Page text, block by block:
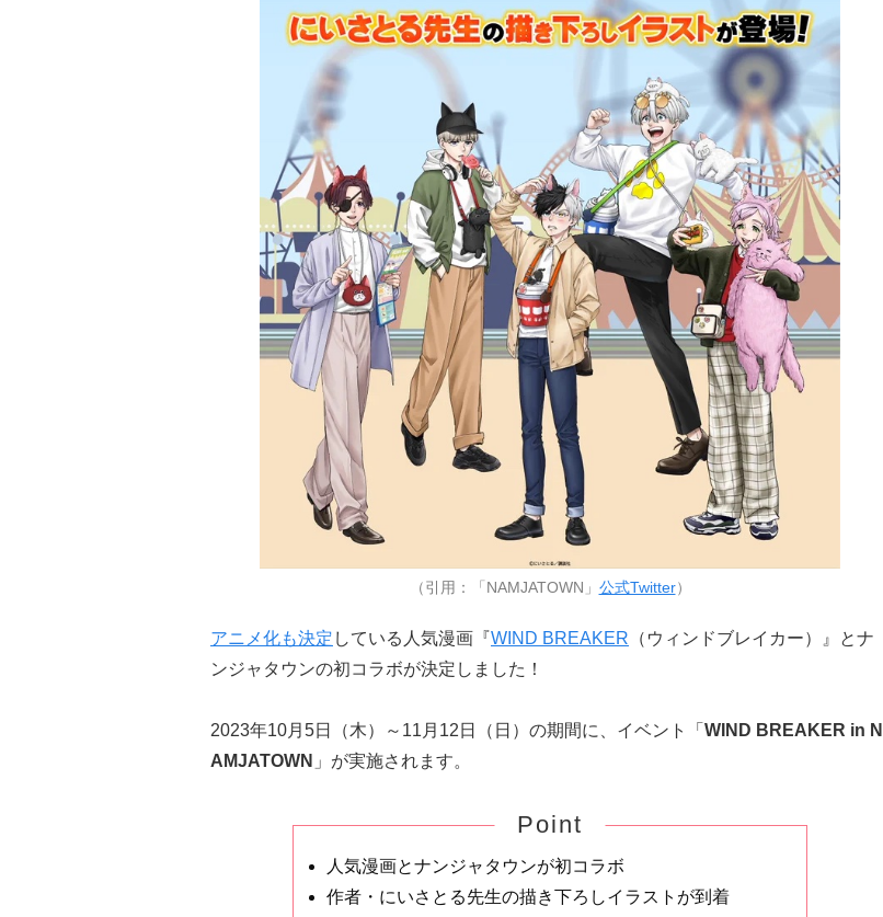
（引用：「NAMJATOWN」 公式Twitter）
アニメ化も決定 している人気漫画『WIND BREAKER （ウィンドブレイカー）』とナ
ンジャタウンの初コラボが決定しました！
2023年10月5日（木）～11月12日（日）の期間に、イベント「 WIND BREAKER in N
AMJATOWN 」が実施されます。
Point
人気漫画とナンジャタウンが初コラボ
作者・にいさとる先生の描き下ろしイラストが到着